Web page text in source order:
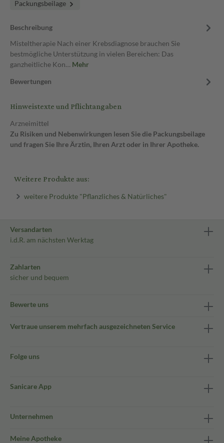
Packungsbeilage
Beschreibung
Misteltherapie Nach einer Krebsdiagnose brauchen Sie
bestmögliche Unterstützung in vielen Bereichen: Das
ganzheitliche Kon… Mehr
Bewertungen
Hinweistexte und Pflichtangaben
Arzneimittel
Zu Risiken und Nebenwirkungen lesen Sie die Packungsbeilage
und fragen Sie Ihre Ärztin, Ihren Arzt oder in Ihrer Apotheke.
Weitere Produkte aus:
weitere Produkte "Pflanzliches & Natürliches"
Versandarten
i.d.R. am nächsten Werktag
Zahlarten
sicher und bequem
Bewerte uns
Vertraue unserem mehrfach ausgezeichneten Service
Folge uns
Sanicare App
Unternehmen
Meine Apotheke